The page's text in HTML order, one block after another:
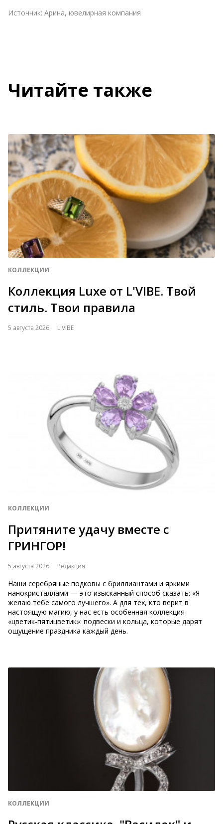
Источник: Арина, ювелирная компания
Читайте также
КОЛЛЕКЦИИ
Коллекция Luxe от L'VIBE. Твой
стиль. Твои правила
5 августа 2026 L'VIBE
КОЛЛЕКЦИИ
Притяните удачу вместе с
ГРИНГОР!
5 августа 2026 Редакция
Наши серебряные подковы с бриллиантами и яркими
нанокристаллами — это изысканный способ сказать: «Я
желаю тебе самого лучшего». А для тех, кто верит в
настоящую магию, у нас есть особенная коллекция
«цветик-пятицветик»: подвески и кольца, которые дарят
ощущение праздника каждый день.
КОЛЛЕКЦИИ